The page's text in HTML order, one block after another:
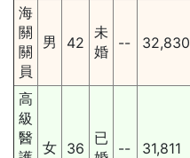
海
關
關
員
男 42
未
婚
-- 32,830
高
級
醫
女 36
已
-- 31,811